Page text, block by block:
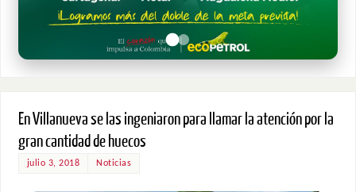
En Villanueva se las ingeniaron para llamar la atención por la
gran cantidad de huecos
julio 3, 2018 Noticias